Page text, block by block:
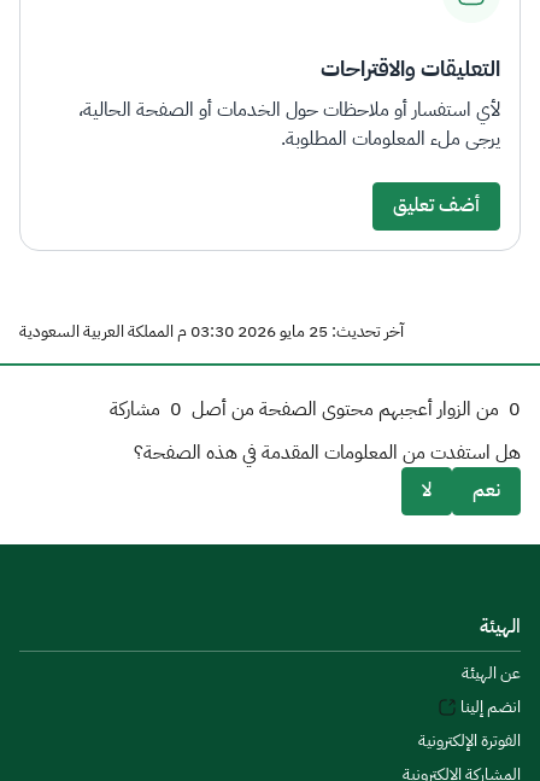
التعليقات والاقتراحات
لأي استفسار أو ملاحظات حول الخدمات أو الصفحة الحالية،
يرجى ملء المعلومات المطلوبة.
أضف تعليق
آخر تحديث: 25 مايو 2026 03:30 م المملكة العربية السعودية
0 من الزوار أعجبهم محتوى الصفحة من أصل 0 مشاركة
هل استفدت من المعلومات المقدمة في هذه الصفحة؟
نعم
لا
الهيئة
عن الهيئة
انضم إلينا
الفوترة الإلكترونية
المشاركة الإلكترونية